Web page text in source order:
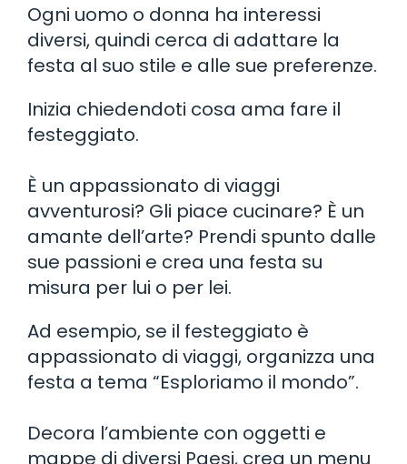
Ogni uomo o donna ha interessi
diversi, quindi cerca di adattare la
festa al suo stile e alle sue preferenze.
Inizia chiedendoti cosa ama fare il
festeggiato.
È un appassionato di viaggi
avventurosi? Gli piace cucinare? È un
amante dell’arte? Prendi spunto dalle
sue passioni e crea una festa su
misura per lui o per lei.
Ad esempio, se il festeggiato è
appassionato di viaggi, organizza una
festa a tema “Esploriamo il mondo”.
Decora l’ambiente con oggetti e
mappe di diversi Paesi, crea un menu